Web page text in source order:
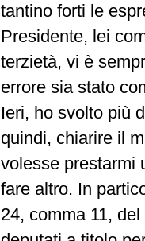
tantino forti le
Presidente, lei
terzietà, vi è
errore sia stato
Ieri, ho svolto più
quindi, chiarire il
volesse prestarmi
fare altro. In
24, comma 11,